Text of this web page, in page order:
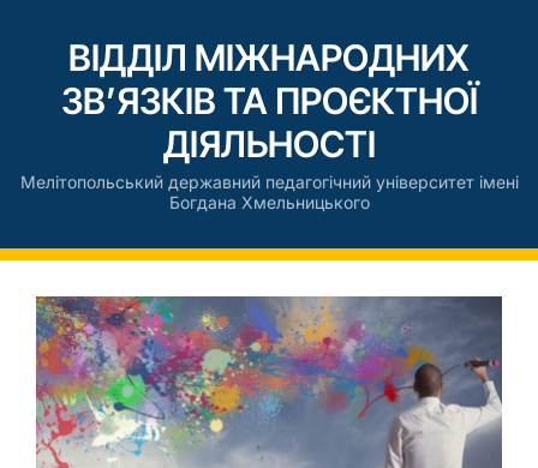
ВІДДІЛ МІЖНАРОДНИХ
ЗВ’ЯЗКІВ ТА ПРОЄКТНОЇ
ДІЯЛЬНОСТІ
Мелітопольський державний педагогічний університет імені
Богдана Хмельницького